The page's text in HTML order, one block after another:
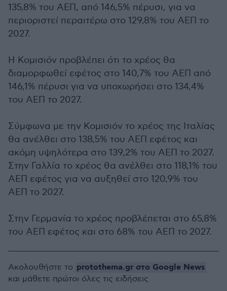
135,8% του ΑΕΠ, από 146,5% πέρυσι, για να
περιοριστεί περαιτέρω στο 129,8% του ΑΕΠ το
2027.
Η Κομισιόν προβλέπει ότι το χρέος θα
διαμορφωθεί εφέτος στο 140,7% του ΑΕΠ από
146,1% πέρυσι για να υποχωρήσει στο 134,4%
του ΑΕΠ το 2027.
Σύμφωνα με την Κομισιόν το χρέος της Ιταλίας
θα ανέλθει στο 138,5% του ΑΕΠ εφέτος και
ακόμη υψηλότερα στο 139,2% του ΑΕΠ το 2027.
Στην Γαλλία το χρέος θα ανέλθει στο 118,1% του
ΑΕΠ εφέτος για να αυξηθεί στο 120,9% του
ΑΕΠ το 2027.
Στην Γερμανία το χρέος προβλέπεται στο 65,8%
του ΑΕΠ εφέτος και στο 68% του ΑΕΠ το 2027.
Ακολουθήστε το protothema.gr στο Google News
και μάθετε πρώτοι όλες τις ειδήσεις